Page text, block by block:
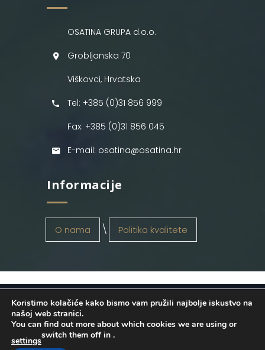
OSATINA GRUPA d.o.o.
Grobljanska 70
Viškovci, Hrvatska
Tel: +385 (0)31 856 999
Fax: +385 (0)31 856 045
E-mail: osatina@osatina.hr
Informacije
O nama Politika kvalitete
OSATINA GRUPA d.o.o. 2026
. Configured
byINFOS Osijek. Sva prava pridržana.
Koristimo kolačiće kako bismo vam pružili najbolje iskustvo na
našoj web stranici.
You can find out more about which cookies we are using or
switch them off in
settings
.